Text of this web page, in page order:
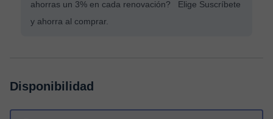
ahorras un 3% en cada renovación? Elige Suscríbete
y ahorra al comprar.
Disponibilidad